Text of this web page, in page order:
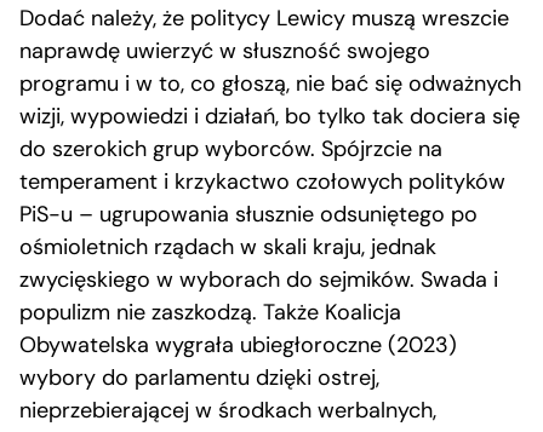
Dodać należy, że politycy Lewicy muszą wreszcie
naprawdę uwierzyć w słuszność swojego
programu i w to, co głoszą, nie bać się odważnych
wizji, wypowiedzi i działań, bo tylko tak dociera się
do szerokich grup wyborców. Spójrzcie na
temperament i krzykactwo czołowych polityków
PiS-u – ugrupowania słusznie odsuniętego po
ośmioletnich rządach w skali kraju, jednak
zwycięskiego w wyborach do sejmików. Swada i
populizm nie zaszkodzą. Także Koalicja
Obywatelska wygrała ubiegłoroczne (2023)
wybory do parlamentu dzięki ostrej,
nieprzebierającej w środkach werbalnych,